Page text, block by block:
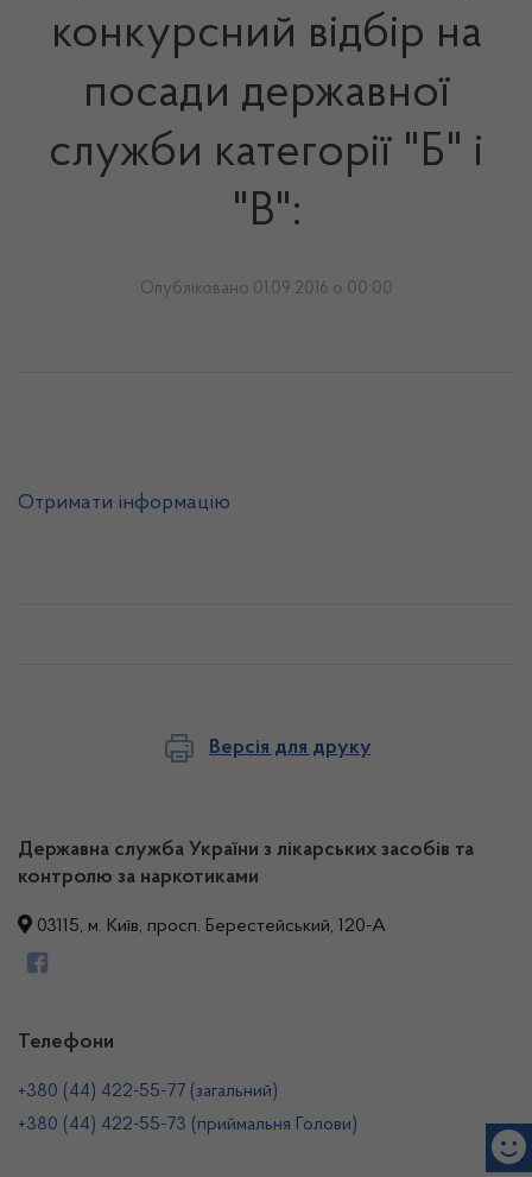
конкурсний відбір на
посади державної
служби категорії "Б" і
"В":
Опубліковано 01.09.2016 о 00:00
Отримати інформацію
Версія для друку
Державна служба України з лікарських засобів та
контролю за наркотиками
03115, м. Київ, просп. Берестейський, 120-А
Телефони
+380 (44) 422-55-77 (загальний)
+380 (44) 422-55-73 (приймальня Голови)